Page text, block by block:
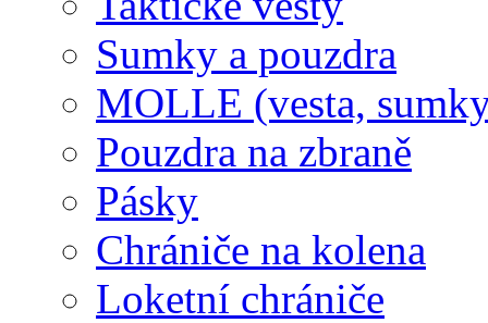
Sumky a pouzdra
MOLLE (vesta,
Pouzdra na zbraně
Pásky
Chrániče na kolena
Loketní chrániče